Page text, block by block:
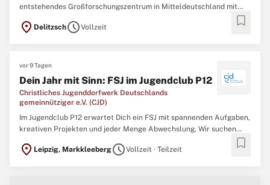
entstehendes Großforschungszentrum in Mitteldeutschland mit
den Standorten Delitzsch in Sachsen und Merseburg in Sachsen-
Anhalt. Das Zentrum wird in der Gesellschaftsform einer gGmbH
location_on DelitzschscheduleVollzeit bookmark
vor 9 Tagen
Dein Jahr mit Sinn: FSJ im Jugendclub P12
Christliches Jugenddorfwerk Deutschlands
gemeinnütziger e.V. (CJD)
Im Jugendclub P12 erwartet Dich ein FSJ mit spannenden Aufgaben,
kreativen Projekten und jeder Menge Abwechslung. Wir suchen
Jugendliche zu begleiten und den Cluballtag mit eigenen Ideen
location_on Leipzig, MarkkleebergscheduleVollzeit · Teilzeit bookmark